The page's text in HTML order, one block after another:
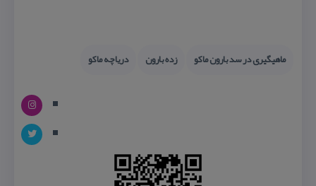
ماهیگیری در سد بارون ماكو زده بارون دریاچه ماكو